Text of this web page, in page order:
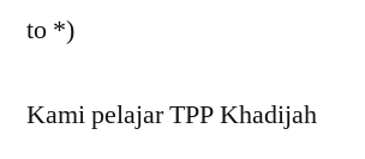
to *)
Kami pelajar TPP Khadijah